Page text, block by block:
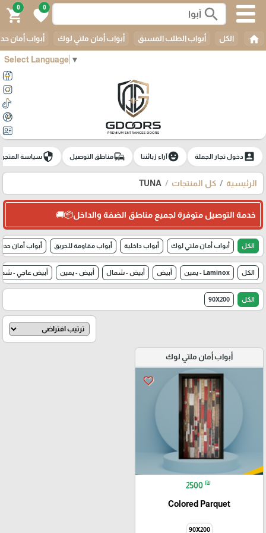
Select Language ▼
search
0
favorite
0
shopping_cart
home الكل أبواب الطلب المسبق أبواب أمان ملتي لوك أبواب أمان
account_boxدخول تجار الجملة emoji_emotionsآراء زبائننا commuteمناطق التوصيل securityسياسة المتجر
الرئيسية كل المنتجات TUNA
خدمة التوصيل متوفرة لجميع مناطق الضفة والداخل📦🚚
الكل أبواب أمان ملتي لوك أبواب داخلية أبواب مقاومة للحريق أبواب أمان
الكل Laminox - يمين أبيض أبيض - شمال أبيض - يمين أبيض عاجي -
الكل 90X200
أبواب أمان ملتي لوك
favorite_border
2500 ₪
Colored Parquet
90X200